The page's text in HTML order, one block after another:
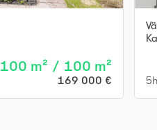
100 m² / 100 m²
169 000 €